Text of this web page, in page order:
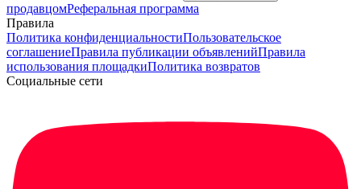
продавцомРеферальная программа
Правила
Политика конфиденциальностиПользовательское
соглашениеПравила публикации объявленийПравила
использования площадкиПолитика возвратов
Социальные сети